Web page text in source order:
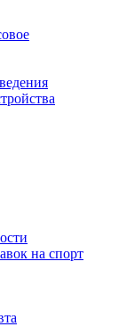
на спорт